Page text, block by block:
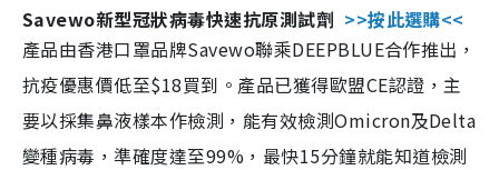
Savewo新型冠狀病毒快速抗原測試劑 >>按此選購<<
產品由香港口罩品牌Savewo聯乘DEEPBLUE合作推出，
抗疫優惠價低至$18買到。產品已獲得歐盟CE認證，主
要以採集鼻液樣本作檢測，能有效檢測Omicron及Delta
變種病毒，準確度達至99%，最快15分鐘就能知道檢測